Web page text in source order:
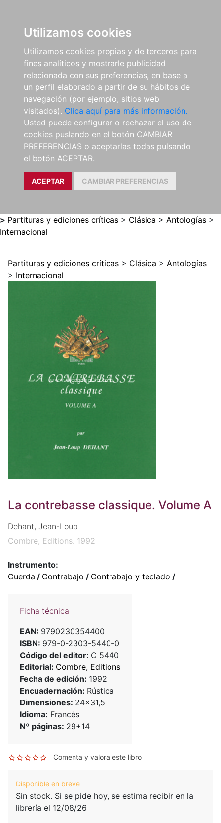
Utilizamos cookies
Utilizamos cookies propias y de terceros para
fines analíticos y mostrarle publicidad
relacionada con sus preferencias, en base a
un perfil elaborado a partir de su hábitos de
navegación (por ejemplo, sitios web
visitados). Clica aquí para más información.
Usted puede configurar o rechazar el uso de
cookies puslando en el botón CAMBIAR
PREFERENCIAS o aceptarlas todas pulsando
el botón ACEPTAR.
ACEPTAR CAMBIAR PREFERENCIAS
> Partituras y ediciones críticas > Clásica > Antologías >
Internacional
Partituras y ediciones críticas > Clásica > Antologías
> Internacional
La contrebasse classique. Volume A
Dehant, Jean-Loup
Combre, Editions. 1992
Instrumento:
Cuerda / Contrabajo / Contrabajo y teclado /
Ficha técnica
EAN: 9790230354400
ISBN: 979-0-2303-5440-0
Código del editor: C 5440
Editorial: Combre, Editions
Fecha de edición: 1992
Encuadernación: Rústica
Dimensiones: 24x31,5
Idioma: Francés
Nº páginas: 29+14
Comenta y valora este libro
Disponible en breve
Sin stock. Si se pide hoy, se estima recibir en la
librería el 12/08/26